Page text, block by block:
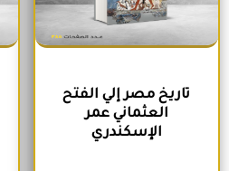
تاريخ مصر إلي الفتح
العثماني عمر
الإسكندري